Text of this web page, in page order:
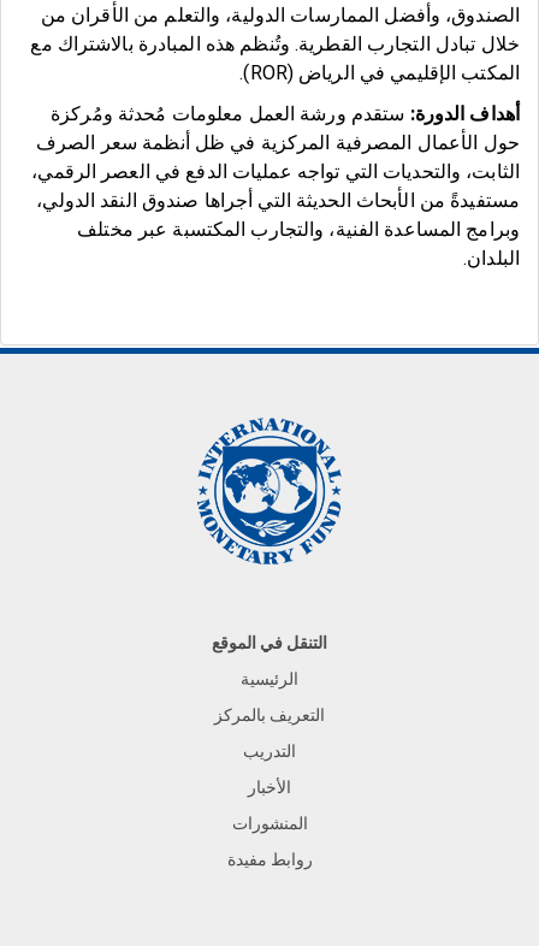
الصندوق، وأفضل الممارسات الدولية، والتعلم من الأقران من
خلال تبادل التجارب القطرية. وتُنظم هذه المبادرة بالاشتراك مع
المكتب الإقليمي في الرياض (ROR).
أهداف الدورة: ستقدم ورشة العمل معلومات مُحدثة ومُركزة
حول الأعمال المصرفية المركزية في ظل أنظمة سعر الصرف
الثابت، والتحديات التي تواجه عمليات الدفع في العصر الرقمي،
مستفيدةً من الأبحاث الحديثة التي أجراها صندوق النقد الدولي،
وبرامج المساعدة الفنية، والتجارب المكتسبة عبر مختلف
البلدان.
التنقل في الموقع
الرئيسية
التعريف بالمركز
التدريب
الأخبار
المنشورات
روابط مفيدة